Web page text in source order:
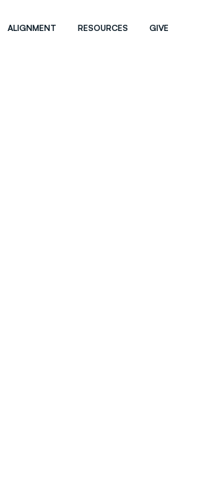
ALIGNMENT RESOURCES GIVE